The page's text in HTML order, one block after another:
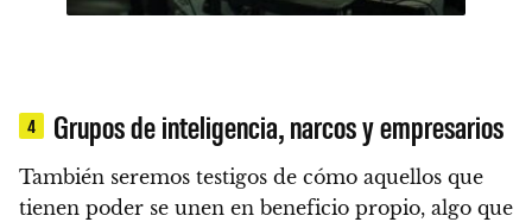
4 Grupos de inteligencia, narcos y empresarios
También seremos testigos de cómo aquellos que
tienen poder se unen en beneficio propio, algo que